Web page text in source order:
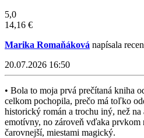
5,0
14,16 €
Marika Romaňáková napísala
20.07.2026 16:50
• Bola to moja prvá prečítaná kniha
celkom pochopila, prečo má toľko
historický román a trochu iný, než
emotívny, no zároveň vďaka prvkom
čarovnejší, miestami magický.